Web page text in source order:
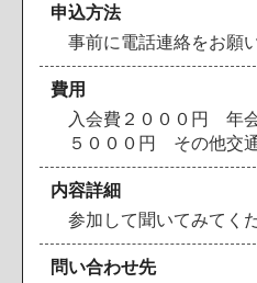
申込方法
事前に電話連絡をお願
費用
入会費 ２ ０ ０ ０ 円 年
５ ０ ０ ０ 円 その他交
内容詳細
参加 して 聞いてみて く
問い合わせ先